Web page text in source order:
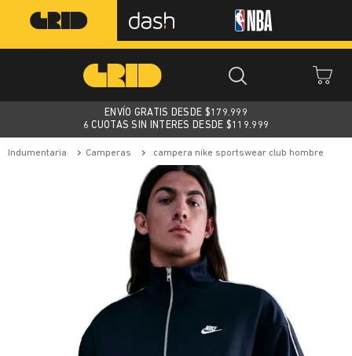
ENVÍO GRATIS DESDE $179.999
6 CUOTAS SIN INTERES DESDE $119.999
indumentaria camperas campera nike sportswear club hombre